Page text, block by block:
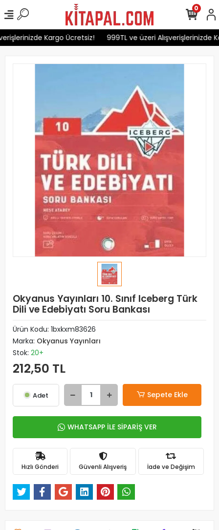
Kargo Ücretsiz! 999TL ve üzeri Alışverişlerinizde
0
Okyanus Yayınları 10. Sınıf Iceberg Türk
Dili ve Edebiyatı Soru Bankası
Ürün Kodu: 1bxkxm83626
Marka: Okyanus Yayınları
Stok: 20+
212,50 TL
Adet Sepete Ekle
WHATSAPP İLE SİPARİŞ VER
Hızlı Gönderi Güvenli Alışveriş İade ve Değişim